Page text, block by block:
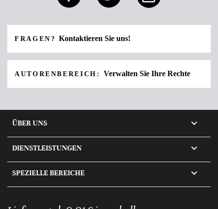
FRAGEN?Kontaktieren Sie uns!
AUTORENBEREICH: Verwalten Sie Ihre Rechte
ÜBER UNS 
DIENSTLEISTUNGEN 
SPEZIELLE BEREICHE 